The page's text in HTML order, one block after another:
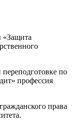
«Защита
по
профессия
права